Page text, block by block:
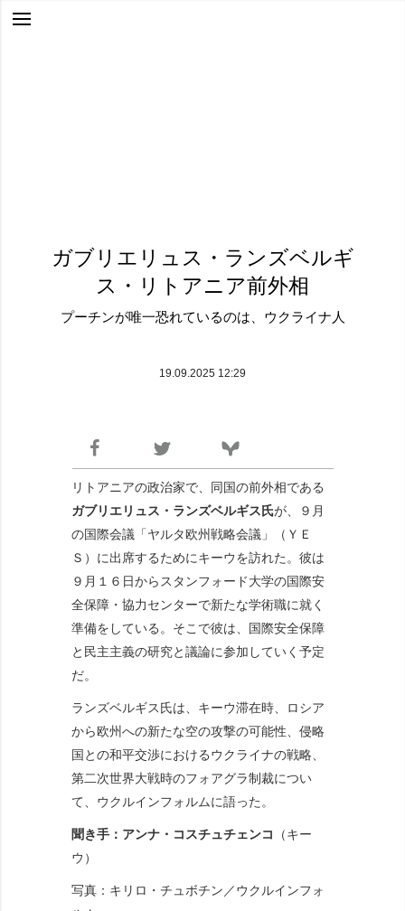
ガブリエリュス・ランズベルギ
ス・リトアニア前外相
プーチンが唯一恐れているのは、ウクライナ人
19.09.2025 12:29
リトアニアの政治家で、同国の前外相である
ガブリエリュス・ランズベルギス氏が、９月
の国際会議「ヤルタ欧州戦略会議」（ＹＥ
Ｓ）に出席するためにキーウを訪れた。彼は
９月１６日からスタンフォード大学の国際安
全保障・協力センターで新たな学術職に就く
準備をしている。そこで彼は、国際安全保障
と民主主義の研究と議論に参加していく予定
だ。
ランズベルギス氏は、キーウ滞在時、ロシア
から欧州への新たな空の攻撃の可能性、侵略
国との和平交渉におけるウクライナの戦略、
第二次世界大戦時のフォアグラ制裁につい
て、ウクルインフォルムに語った。
聞き手：アンナ・コスチュチェンコ
（キー
ウ）
写真：キリロ・チュボチン／ウクルインフォ